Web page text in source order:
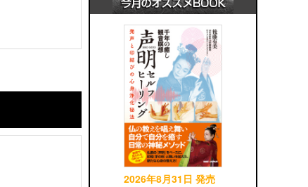
2026年8月31日 発売